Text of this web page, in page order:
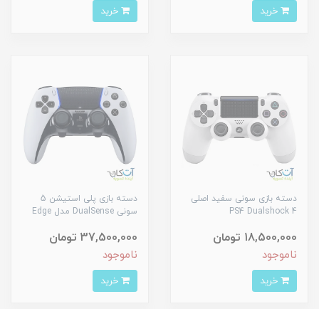
دسته بازی سونی سفید اصلی
PS4 Dualshock 4
18,500,000 تومان
ناموجود
دسته بازی پلی استیشن 5
سونی DualSense مدل Edge
37,500,000 تومان
ناموجود